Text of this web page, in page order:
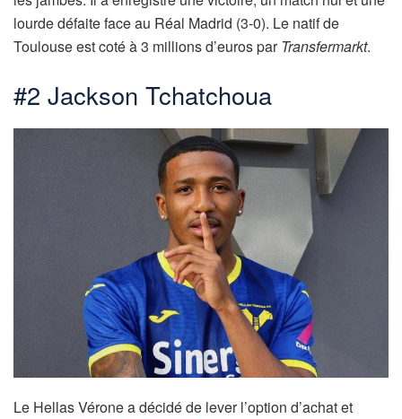
lourde défaite face au Réal Madrid (3-0). Le natif de
Toulouse est coté à 3 millions d’euros par Transfermarkt.
#2 Jackson Tchatchoua
Le Hellas Vérone a décidé de lever l’option d’achat et